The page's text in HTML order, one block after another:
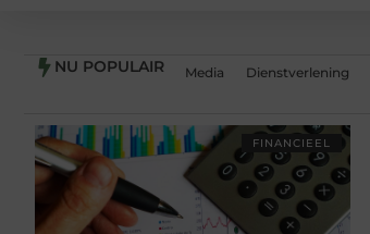
NU POPULAIR Media Dienstverlening
FINANCIEEL